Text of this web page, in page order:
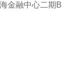
金融中心二期B